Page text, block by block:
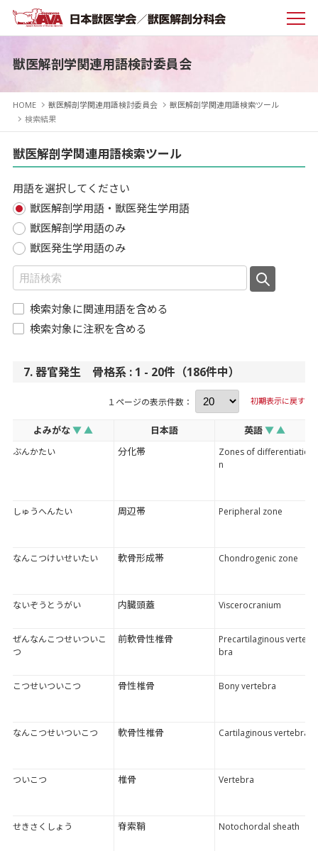
獣医解剖学関連用語検討委員会
HOME 獣医解剖学関連用語検討委員会
獣医解剖学関連用語検索ツール
検索結果
獣医解剖学関連用語検索ツール
用語を選択してください
獣医解剖学用語・獣医発生学用語
獣医解剖学用語のみ
獣医発生学用語のみ
検索対象に関連用語を含める
検索対象に注釈を含める
7. 器官発生 骨格系 : 1 - 20件（186件中）
１ページの表示件数： 初期表示に戻す
よみがな▼ ▲ 日本語 英語▼ ▲
ぶんかたい 分化帯
Zones of differentiatio
n
しゅうへんたい 周辺帯 Peripheral zone
なんこつけいせいたい 軟骨形成帯 Chondrogenic zone
ないぞうとうがい 内臓頭蓋 Viscerocranium
ぜんなんこつせいついこ
つ
前軟骨性椎骨
Precartilaginous verte
bra
こつせいついこつ 骨性椎骨 Bony vertebra
なんこつせいついこつ 軟骨性椎骨 Cartilaginous vertebra
ついこつ 椎骨 Vertebra
せきさくしょう 脊索鞘 Notochordal sheath